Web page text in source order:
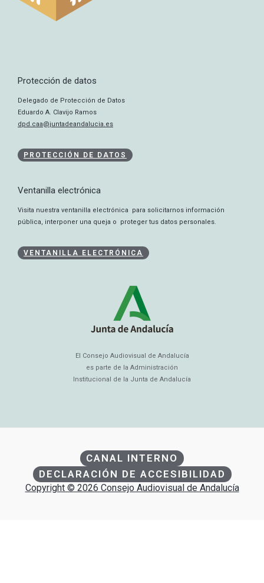
Protección de datos
Delegado de Protección de Datos
Eduardo A. Clavijo Ramos
dpd.caa@juntadeandalucia.es
PROTECCIÓN DE DATOS
Ventanilla electrónica
Visita nuestra ventanilla electrónica para solicitarnos información
pública, interponer una queja o proteger tus datos personales.
VENTANILLA ELECTRÓNICA
El Consejo Audiovisual de Andalucía
es parte de la Administración
Institucional de la Junta de Andalucía
CANAL INTERNO
DECLARACIÓN DE ACCESIBILIDAD
Copyright © 2026 Consejo Audiovisual de Andalucía